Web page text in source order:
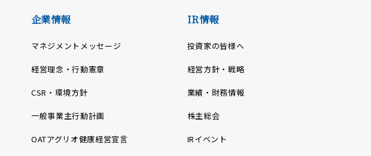
企業情報
マネジメントメッセージ
経営理念・行動憲章
CSR・環境方針
一般事業主行動計画
OATアグリオ健康経営宣言
IR情報
投資家の皆様へ
経営方針・戦略
業績・財務情報
株主総会
IRイベント